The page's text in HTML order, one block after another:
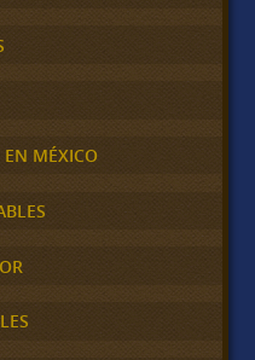
MÉXICO